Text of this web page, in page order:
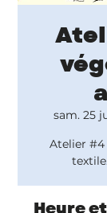
sam. 25
Atelier #4
Heure